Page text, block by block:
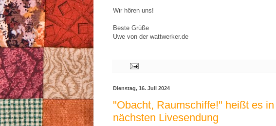
Wir hören uns!
Beste Grüße
Uwe von der wattwerker.de
Dienstag, 16. Juli 2024
"Obacht, Raumschiffe!" heißt es
nächsten Livesendung